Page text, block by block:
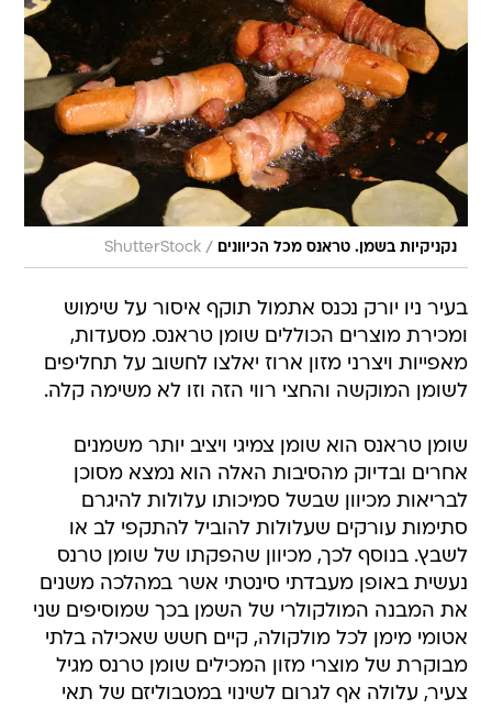
נקניקיות בשמן. טראנס מכל הכיוונים /
ShutterStock
בעיר ניו יורק נכנס אתמול תוקף איסור על שימוש
ומכירת מוצרים הכוללים שומן טראנס. מסעדות,
מאפייות ויצרני מזון ארוז יאלצו לחשוב על תחליפים
לשומן המוקשה והחצי רווי הזה וזו לא משימה קלה.
שומן טראנס הוא שומן צמיגי ויציב יותר משמנים
אחרים ובדיוק מהסיבות האלה הוא נמצא מסוכן
לבריאות מכיוון שבשל סמיכותו עלולות להיגרם
סתימות עורקים שעלולות להוביל להתקפי לב או
לשבץ. בנוסף לכך, מכיוון שהפקתו של שומן טרנס
נעשית באופן מעבדתי סינטתי אשר במהלכה משנים
את המבנה המולקולרי של השמן בכך שמוסיפים שני
אטומי מימן לכל מולקולה, קיים חשש שאכילה בלתי
מבוקרת של מוצרי מזון המכילים שומן טרנס מגיל
צעיר, עלולה אף לגרום לשינוי במטבוליזם של תאי